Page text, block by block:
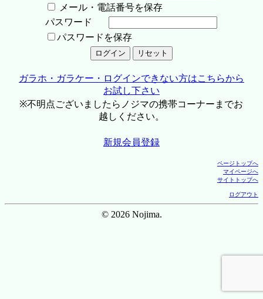
メール・電話番号を保存
パスワード
パスワードを保存
ガラホ・ガラケー・ログインできない方はこちらから
お試し下さい
※不明点ございましたらノジマの携帯コーナーまでお
越しください。
新規会員登録
ページトップへ
マイページへ
サイトトップへ
ログアウト
© 2026 Nojima.